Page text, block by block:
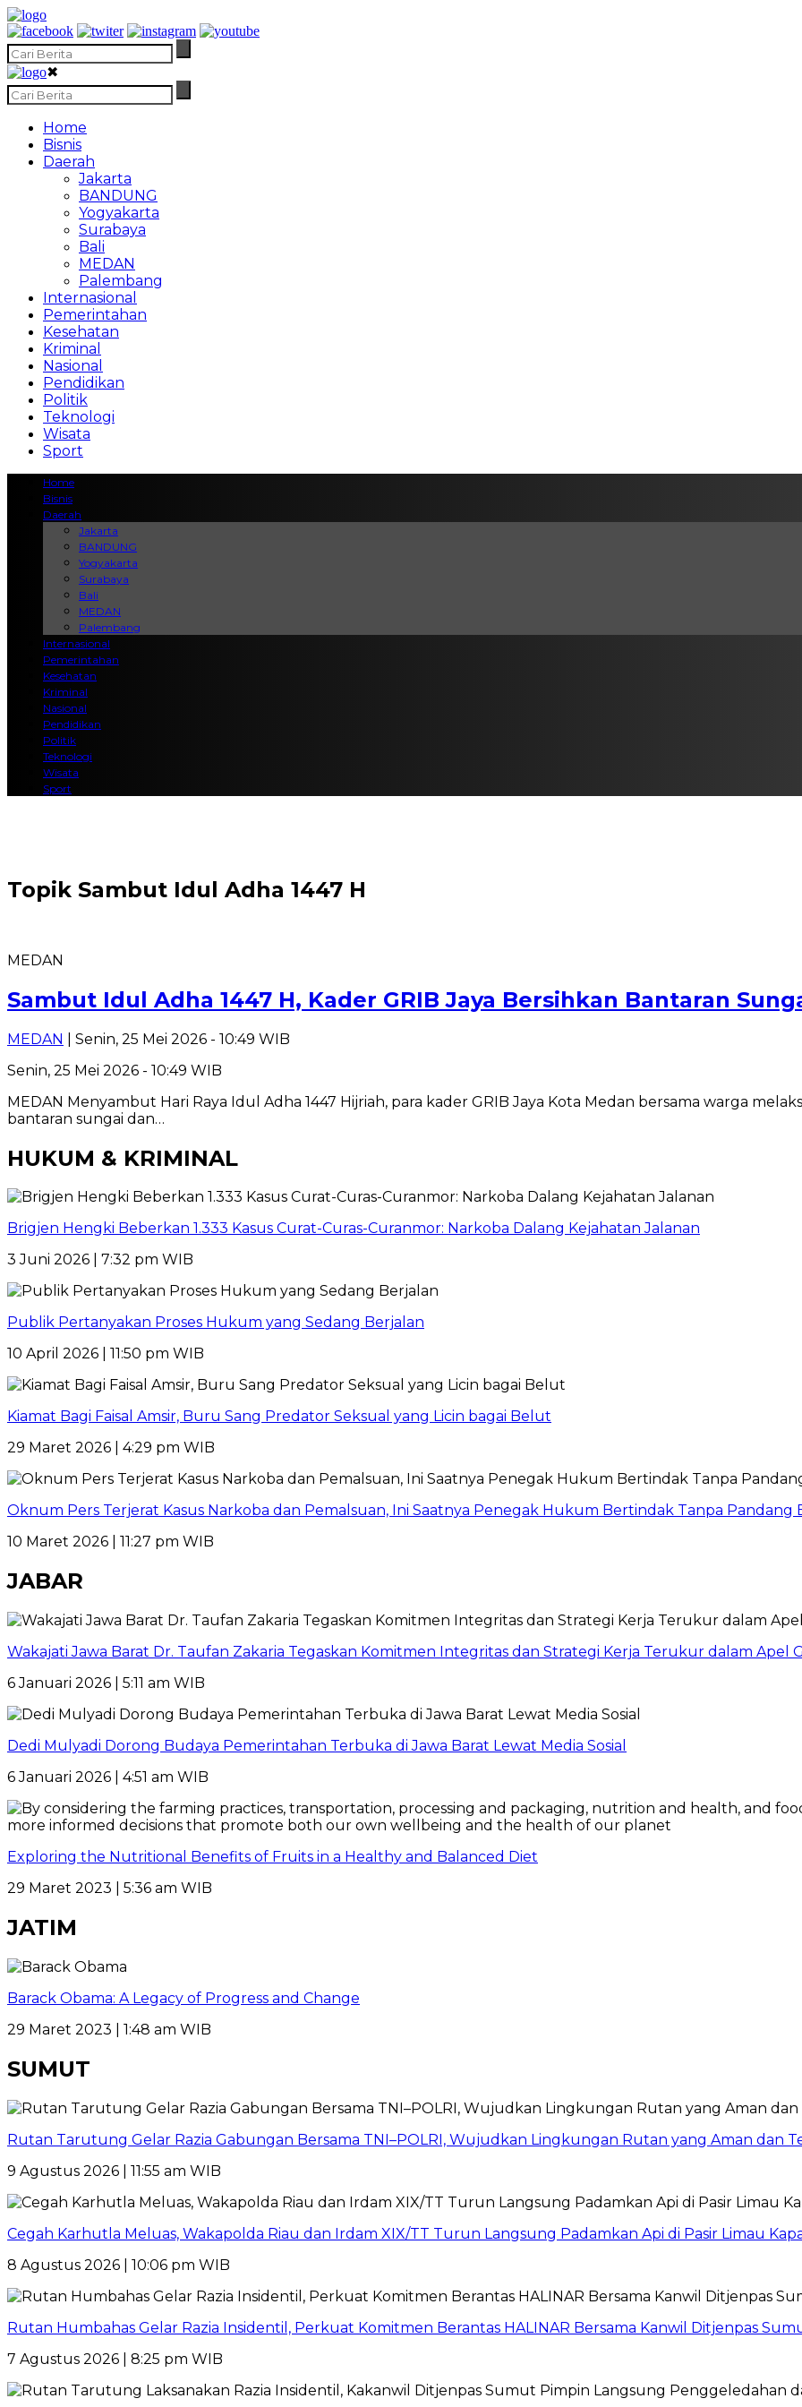
✖
Home
Bisnis
Daerah
Jakarta
BANDUNG
Yogyakarta
Surabaya
Bali
MEDAN
Palembang
Internasional
Pemerintahan
Kesehatan
Kriminal
Nasional
Pendidikan
Politik
Teknologi
Wisata
Sport
Home
Bisnis
Daerah
Jakarta
BANDUNG
Yogyakarta
Surabaya
Bali
MEDAN
Palembang
Internasional
Pemerintahan
Kesehatan
Kriminal
Nasional
Pendidikan
Politik
Teknologi
Wisata
Sport
Topik Sambut Idul Adha 1447 H
MEDAN
Sambut Idul Adha 1447 H, Kader GRIB Jaya Bersihkan Bantaran
MEDAN
| Senin, 25 Mei 2026 - 10:49 WIB
Senin, 25 Mei 2026 - 10:49 WIB
MEDAN Menyambut Hari Raya Idul Adha 1447 Hijriah, para kader GRIB Jaya Kota Medan bersama warga
bantaran sungai dan…
HUKUM & KRIMINAL
Brigjen Hengki Beberkan 1.333 Kasus Curat-Curas-Curanmor: Narkoba Dalang Kejahatan Jalanan
3 Juni 2026 | 7:32 pm WIB
Publik Pertanyakan Proses Hukum yang Sedang Berjalan
10 April 2026 | 11:50 pm WIB
Kiamat Bagi Faisal Amsir, Buru Sang Predator Seksual yang Licin bagai Belut
29 Maret 2026 | 4:29 pm WIB
Oknum Pers Terjerat Kasus Narkoba dan Pemalsuan, Ini Saatnya Penegak Hukum Bertindak Tanpa Pandang
10 Maret 2026 | 11:27 pm WIB
JABAR
Wakajati Jawa Barat Dr. Taufan Zakaria Tegaskan Komitmen Integritas dan Strategi Kerja Terukur dalam Apel
6 Januari 2026 | 5:11 am WIB
Dedi Mulyadi Dorong Budaya Pemerintahan Terbuka di Jawa Barat Lewat Media Sosial
6 Januari 2026 | 4:51 am WIB
Exploring the Nutritional Benefits of Fruits in a Healthy and Balanced Diet
29 Maret 2023 | 5:36 am WIB
JATIM
Barack Obama: A Legacy of Progress and Change
29 Maret 2023 | 1:48 am WIB
SUMUT
Rutan Tarutung Gelar Razia Gabungan Bersama TNI–POLRI, Wujudkan Lingkungan Rutan yang Aman dan
9 Agustus 2026 | 11:55 am WIB
Cegah Karhutla Meluas, Wakapolda Riau dan Irdam XIX/TT Turun Langsung Padamkan Api di Pasir Limau
8 Agustus 2026 | 10:06 pm WIB
Rutan Humbahas Gelar Razia Insidentil, Perkuat Komitmen Berantas HALINAR Bersama Kanwil Ditjenpas
7 Agustus 2026 | 8:25 pm WIB